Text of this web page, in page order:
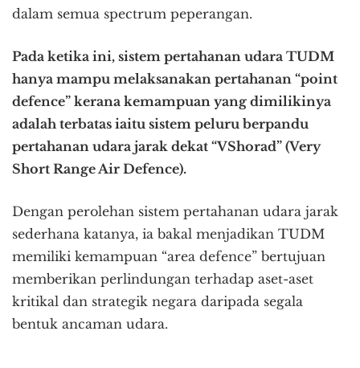
dalam semua spectrum peperangan.
Pada ketika ini, sistem pertahanan udara TUDM
hanya mampu melaksanakan pertahanan “point
defence” kerana kemampuan yang dimilikinya
adalah terbatas iaitu sistem peluru berpandu
pertahanan udara jarak dekat “VShorad” (Very
Short Range Air Defence).
Dengan perolehan sistem pertahanan udara jarak
sederhana katanya, ia bakal menjadikan TUDM
memiliki kemampuan “area defence” bertujuan
memberikan perlindungan terhadap aset-aset
kritikal dan strategik negara daripada segala
bentuk ancaman udara.